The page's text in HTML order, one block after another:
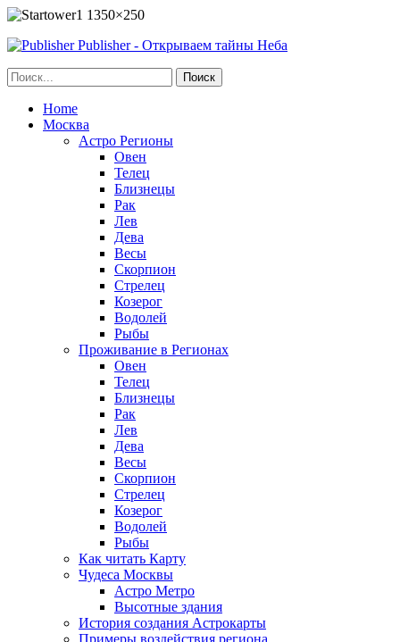
Publisher - Открываем тайны Неба
Home
Москва
Астро Регионы
Овен
Телец
Близнецы
Рак
Лев
Дева
Весы
Скорпион
Стрелец
Козерог
Водолей
Рыбы
Проживание в Регионах
Овен
Телец
Близнецы
Рак
Лев
Дева
Весы
Скорпион
Стрелец
Козерог
Водолей
Рыбы
Как читать Карту
Чудеса Москвы
Астро Метро
Высотные здания
История создания Астрокарты
Примеры воздействия региона